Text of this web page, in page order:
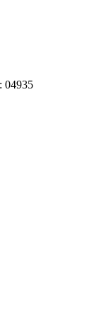
04935